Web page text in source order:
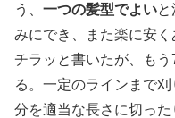
う、 一つの髪型でよい
みにでき、また楽に安
チラッと書いたが、も
る。一定のラインまで
分を適当な長さに切っ